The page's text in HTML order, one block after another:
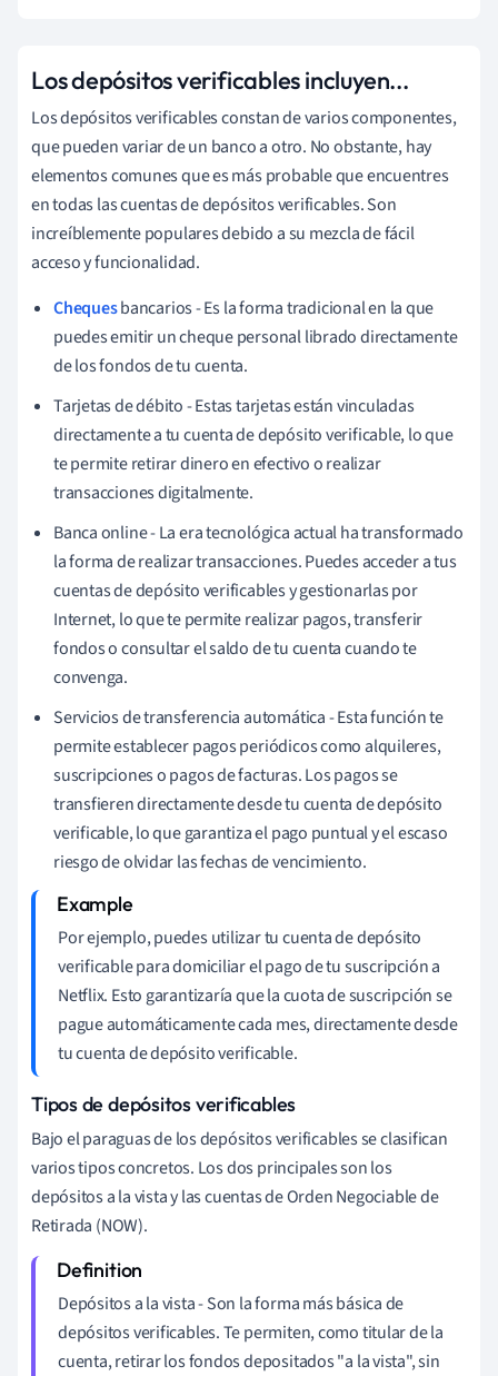
Los depósitos verificables incluyen...
Los depósitos verificables constan de varios componentes,
que pueden variar de un banco a otro. No obstante, hay
elementos comunes que es más probable que encuentres
en todas las cuentas de depósitos verificables. Son
increíblemente populares debido a su mezcla de fácil
acceso y funcionalidad.
Chequesbancarios - Es la forma tradicional en la que
puedes emitir un cheque personal librado directamente
de los fondos de tu cuenta.
Tarjetas de débito - Estas tarjetas están vinculadas
directamente a tu cuenta de depósito verificable, lo que
te permite retirar dinero en efectivo o realizar
transacciones digitalmente.
Banca online - La era tecnológica actual ha transformado
la forma de realizar transacciones. Puedes acceder a tus
cuentas de depósito verificables y gestionarlas por
Internet, lo que te permite realizar pagos, transferir
fondos o consultar el saldo de tu cuenta cuando te
convenga.
Servicios de transferencia automática - Esta función te
permite establecer pagos periódicos como alquileres,
suscripciones o pagos de facturas. Los pagos se
transfieren directamente desde tu cuenta de depósito
verificable, lo que garantiza el pago puntual y el escaso
riesgo de olvidar las fechas de vencimiento.
Por ejemplo, puedes utilizar tu cuenta de depósito
verificable para domiciliar el pago de tu suscripción a
Netflix. Esto garantizaría que la cuota de suscripción se
pague automáticamente cada mes, directamente desde
tu cuenta de depósito verificable.
Tipos de depósitos verificables
Bajo el paraguas de los depósitos verificables se clasifican
varios tipos concretos. Los dos principales son los
depósitos a la vista y las cuentas de Orden Negociable de
Retirada (NOW).
Depósitos a la vista - Son la forma más básica de
depósitos verificables. Te permiten, como titular de la
cuenta, retirar los fondos depositados "a la vista", sin